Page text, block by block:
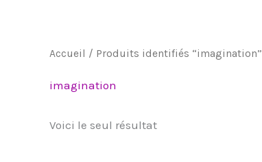
Accueil / Produits identifiés “imagination”
imagination
Voici le seul résultat